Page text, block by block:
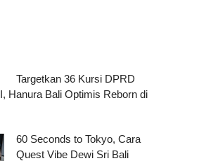
Targetkan 36 Kursi DPRD
Hanura Bali Optimis Reborn di
60 Seconds to Tokyo, Cara
Quest Vibe Dewi Sri Bali